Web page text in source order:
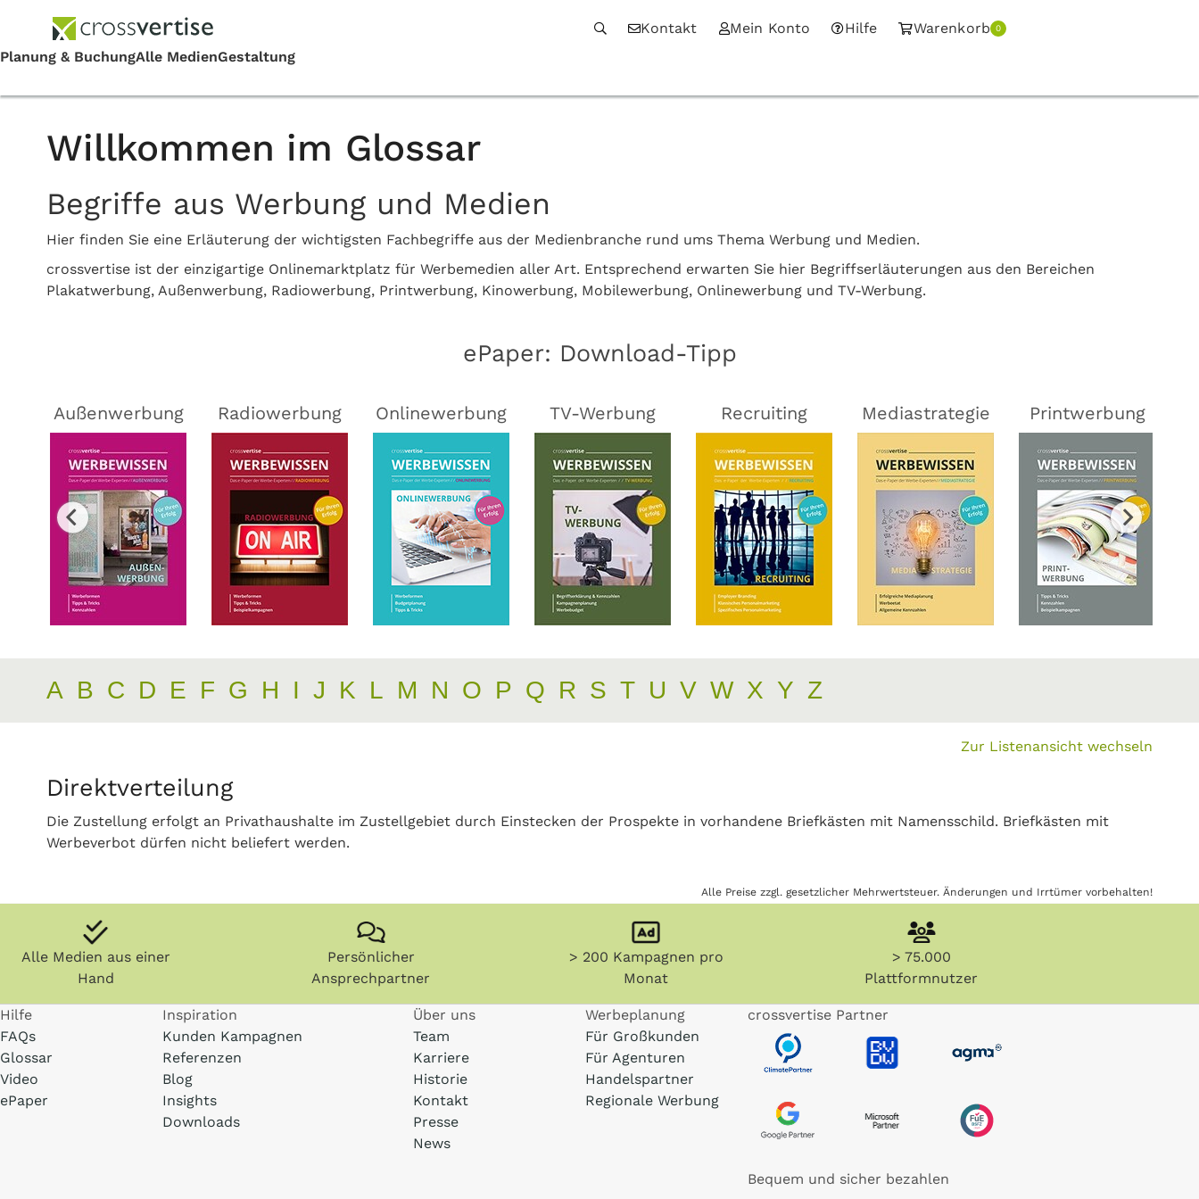
Kontakt Mein Konto Hilfe Warenkorb 0
Willkommen im Glossar
Begriffe aus Werbung und Medien
Hier finden Sie eine Erläuterung der wichtigsten Fachbegriffe aus der Medienbranche rund ums Thema Werbung und Medien.
crossvertise ist der einzigartige Onlinemarktplatz für Werbemedien aller Art. Entsprechend erwarten Sie hier Begriffserläuterungen aus den Bereichen
Plakatwerbung, Außenwerbung, Radiowerbung, Printwerbung, Kinowerbung, Mobilewerbung, Onlinewerbung und TV-Werbung.
ePaper: Download-Tipp
Außenwerbung Radiowerbung Onlinewerbung TV-Werbung Recruiting Mediastrategie Printwerbung
A B C D E F G H I J K L M N O P Q R S T U V W X Y Z
Zur Listenansicht wechseln
Direktverteilung
Die Zustellung erfolgt an Privathaushalte im Zustellgebiet durch Einstecken der Prospekte in vorhandene Briefkästen mit Namensschild. Briefkästen mit
Werbeverbot dürfen nicht beliefert werden.
Alle Preise zzgl. gesetzlicher Mehrwertsteuer. Änderungen und Irrtümer vorbehalten!
Alle Medien aus einer
Hand
Persönlicher
Ansprechpartner
> 200 Kampagnen pro
Monat
> 75.000
Plattformnutzer
Hilfe
FAQs
Glossar
Video
ePaper
Inspiration
Kunden Kampagnen
Referenzen
Blog
Insights
Downloads
Über uns
Team
Karriere
Historie
Kontakt
Presse
News
Werbeplanung
Für Großkunden
Für Agenturen
Handelspartner
Regionale Werbung
crossvertise Partner
Bequem und sicher bezahlen